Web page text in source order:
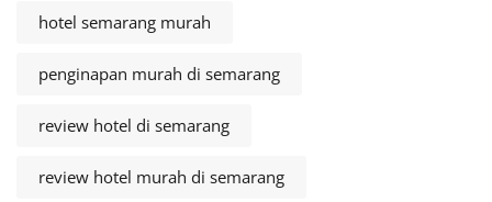
hotel semarang murah
penginapan murah di semarang
review hotel di semarang
review hotel murah di semarang